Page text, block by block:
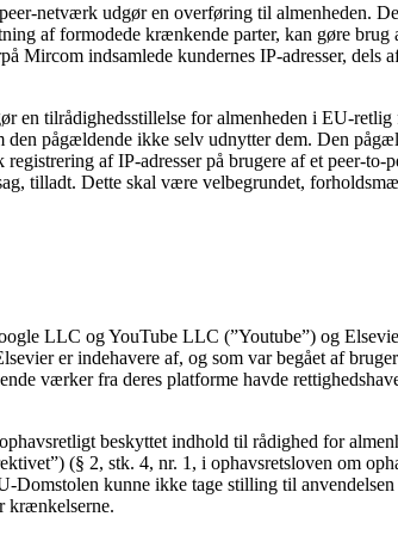
netværk udgør en overføring til almenheden.
af formodede krænkende parter, kan gøre brug
Mircom indsamlede kundernes IP-adresser, dels
en tilrådighedsstillelse for almenheden i EU-retlig
den pågældende ikke selv udnytter dem. Den
af IP-adresser på brugere af et peer-to-
tilladt. Dette skal være velbegrundet,
LLC og YouTube LLC (”Youtube”) og
er indehavere af, og som var begået af
værker fra deres platforme havde
beskyttet indhold til rådighed for
(§ 2, stk. 4, nr. 1, i ophavsretsloven om
Domstolen kunne ikke tage stilling til
krænkelserne.